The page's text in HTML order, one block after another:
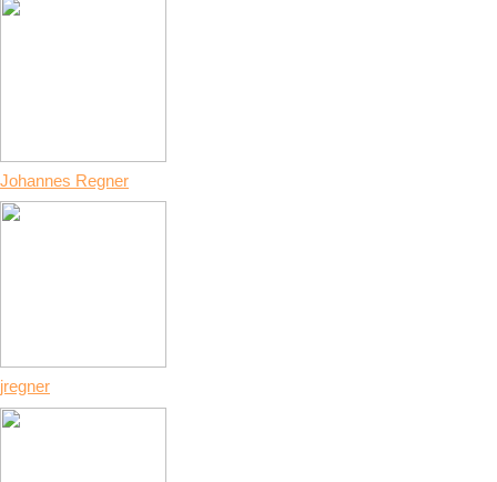
Johannes Regner
jregner